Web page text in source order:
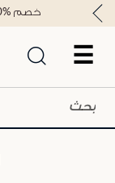
☰
خصم %10 على طلبكم الأول، كود WELCOME10